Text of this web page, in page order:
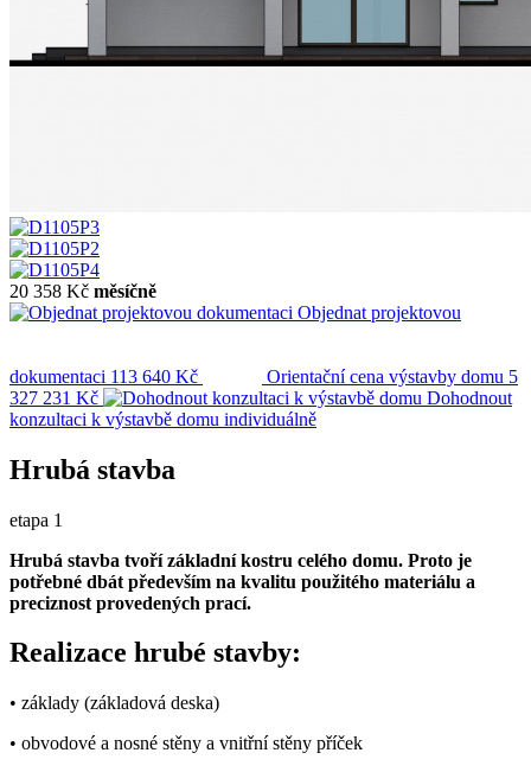
20 358 Kč měsíčně
Objednat projektovou
dokumentaci 113 640 Kč Orientační cena výstavby domu 5
327 231 Kč
Dohodnout
konzultaci k výstavbě domu individuálně
Hrubá stavba
etapa 1
Hrubá stavba tvoří základní kostru celého domu. Proto je
potřebné dbát především na kvalitu použitého materiálu a
preciznost provedených prací.
Realizace hrubé stavby:
• základy (základová deska)
• obvodové a nosné stěny a vnitřní stěny příček